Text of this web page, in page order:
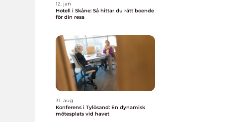
12. jan
Hotell i Skåne: Så hittar du rätt boende
för din resa
31. aug
Konferens i Tylösand: En dynamisk
mötesplats vid havet